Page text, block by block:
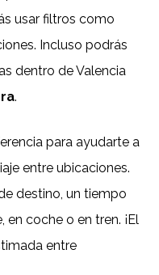
usar filtros como
Incluso podrás
dentro de Valencia
.
para ayudarte a
entre ubicaciones.
destino, un tiempo
en coche o en tren. ¡El
entre